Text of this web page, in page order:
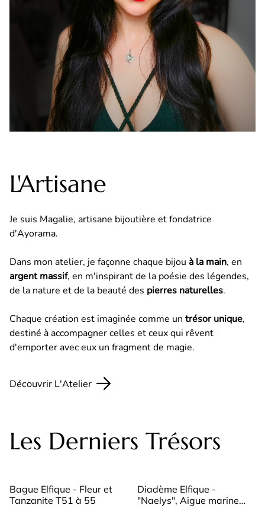
L'Artisane
Je suis Magalie, artisane bijoutière et fondatrice
d'Ayorama.
Dans mon atelier, je façonne chaque bijou à la main, en
argent massif, en m'inspirant de la poésie des légendes,
de la nature et de la beauté des pierres naturelles.
Chaque création est imaginée comme un trésor unique,
destiné à accompagner celles et ceux qui rêvent
d'emporter avec eux un fragment de magie.
Découvrir L'Atelier
Les Derniers Trésors
Bague Elfique - Fleur et
Tanzanite T51 à 55
Diadème Elfique -
"Naelys", Aigue marine